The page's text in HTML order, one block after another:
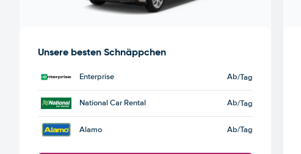
Unsere besten Schnäppchen
Enterprise Ab/Tag
National Car Rental Ab/Tag
Alamo Ab/Tag